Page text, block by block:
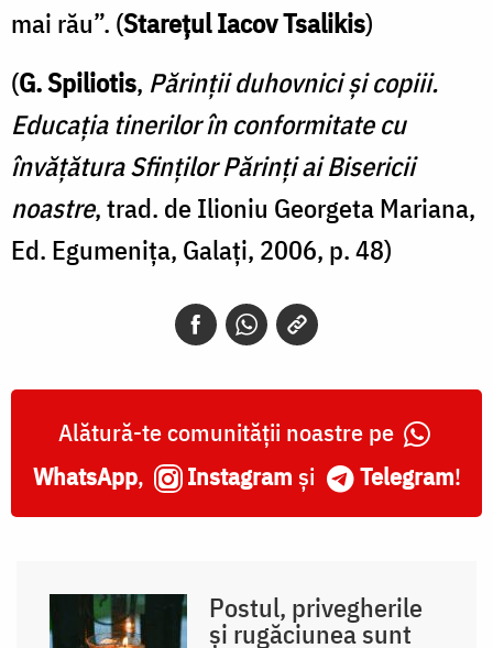
mai rău”. (Starețul Iacov Tsalikis)
(G. Spiliotis, Părinții duhovnici și copiii.
Educația tinerilor în conformitate cu
învățătura Sfinților Părinți ai Bisericii
noastre, trad. de Ilioniu Georgeta Mariana,
Ed. Egumenița, Galați, 2006, p. 48)
Alătură-te comunității noastre pe
WhatsApp, Instagram și Telegram!
Postul, privegherile
și rugăciunea sunt